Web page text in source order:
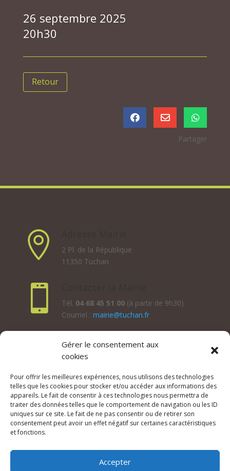
Gérer le consentement aux
cookies
Pour offrir les meilleures expériences, nous utilisons des technologies
telles que les cookies pour stocker et/ou accéder aux informations des
appareils. Le fait de consentir à ces technologies nous permettra de
traiter des données telles que le comportement de navigation ou les ID
uniques sur ce site. Le fait de ne pas consentir ou de retirer son
consentement peut avoir un effet négatif sur certaines caractéristiques
et fonctions.
Accepter
26 septembre 2025
20h30
Retour
  
Partager

2 Pl. de la République
11350 Tuchan
 Tél. 04 68 45 51 00 (à partir de 9h30)
Courriel : mairie@tuchan.fr
Horaires d'ouverture au public
Les lundis, mardis et jeudis : de 8h à 12h et de 13h30 à
Les mercredis : de 13h30 à 17h30.
Les vendredis : de 8h à 12h.
© 2026 Mairie de Tuchan | Site Internet réalisé par